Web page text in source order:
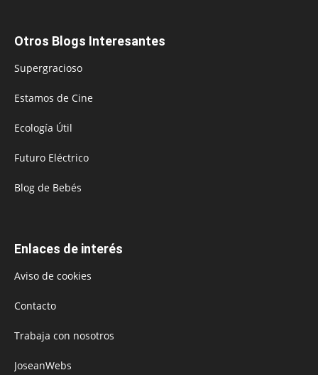
Otros Blogs Interesantes
Supergracioso
Estamos de Cine
Ecología Útil
Futuro Eléctrico
Blog de Bebés
Enlaces de interés
Aviso de cookies
Contacto
Trabaja con nosotros
JoseanWebs